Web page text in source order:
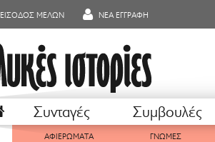
ΕΙΣΟΔΟΣ ΜΕΛΩΝ ΝΕΑ ΕΓΓΡΑΦΗ
Συνταγές Συμβουλές
ΑΦΙΕΡΩΜΑΤΑ ΓΝΩΜΕΣ